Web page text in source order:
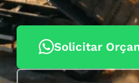
Solicitar